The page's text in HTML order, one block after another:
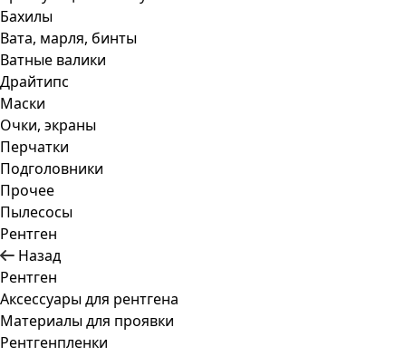
Бахилы
Вата, марля, бинты
Ватные валики
Драйтипс
Маски
Очки, экраны
Перчатки
Подголовники
Прочее
Пылесосы
Рентген
Назад
Рентген
Аксессуары для рентгена
Материалы для проявки
Рентгенпленки